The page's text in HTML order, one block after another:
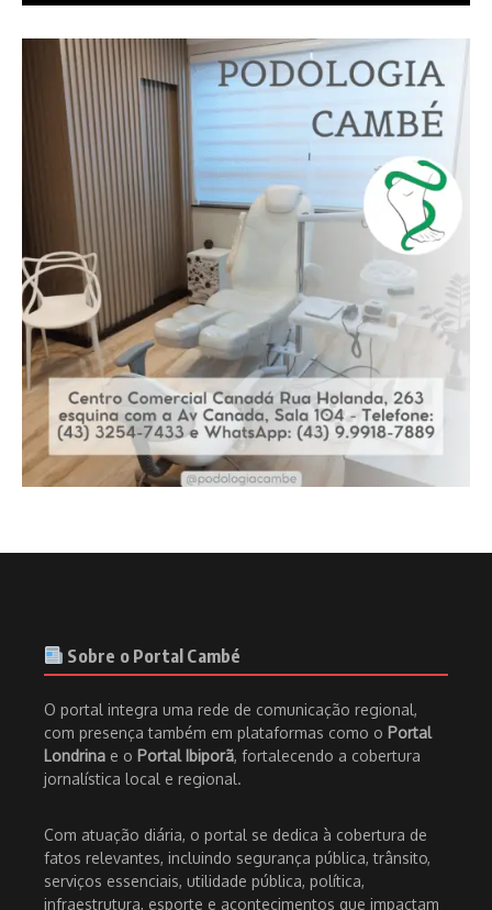
Sobre o Portal Cambé
O portal integra uma rede de comunicação regional,
com presença também em plataformas como o Portal
Londrina e o Portal Ibiporã, fortalecendo a cobertura
jornalística local e regional.
Com atuação diária, o portal se dedica à cobertura de
fatos relevantes, incluindo segurança pública, trânsito,
serviços essenciais, utilidade pública, política,
infraestrutura, esporte e acontecimentos que impactam